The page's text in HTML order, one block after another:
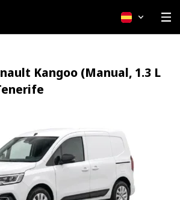
Español
Kangoo (Manual, 1.3 L